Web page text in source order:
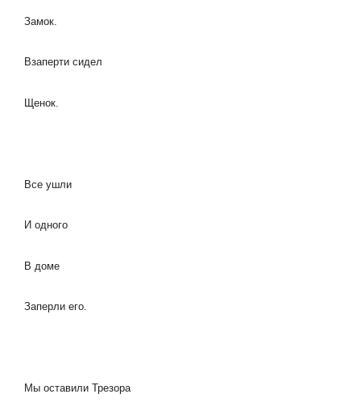
Замок.
Взаперти сидел
Щенок.
Все ушли
И одного
В доме
Заперли его.
Мы оставили Трезора